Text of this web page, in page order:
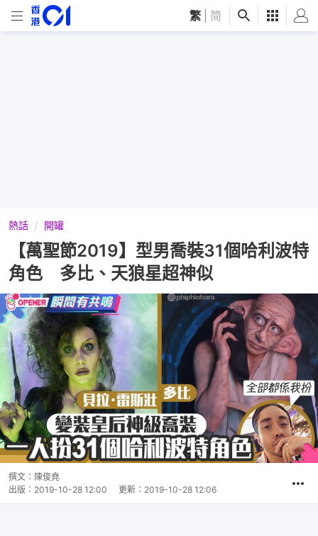
繁 简
熱話 開罐
【萬聖節2019】型男喬裝31個哈利波特
角色 多比、天狼星超神似
撰文： 陳俊堯
出版： 2019-10-28 12:00 更新： 2019-10-28 12:06